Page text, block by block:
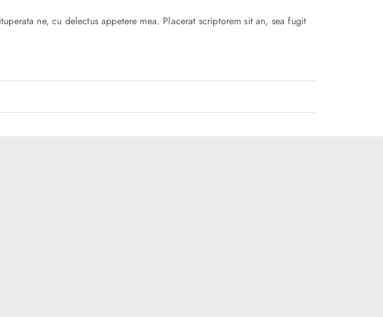
ne, cu delectus appetere mea. Placerat scriptorem sit an, sea fugit